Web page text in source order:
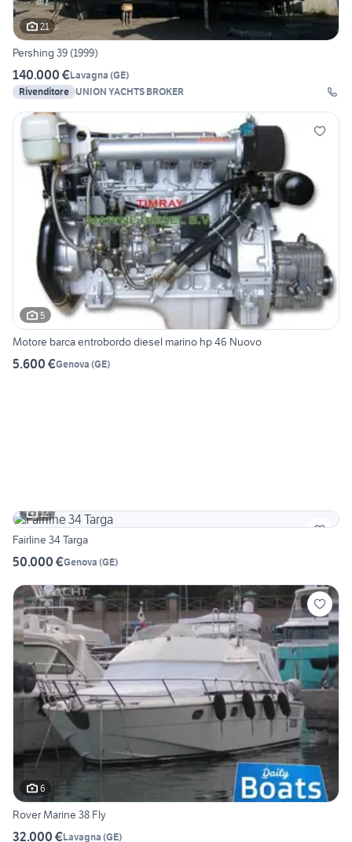
21
Pershing 39 (1999)
140.000 €Lavagna (GE)
Rivenditore UNION YACHTS BROKER
5
Motore barca entrobordo diesel marino hp 46 Nuovo
5.600 €Genova (GE)
12
Fairline 34 Targa
50.000 €Genova (GE)
6
Rover Marine 38 Fly
32.000 €Lavagna (GE)